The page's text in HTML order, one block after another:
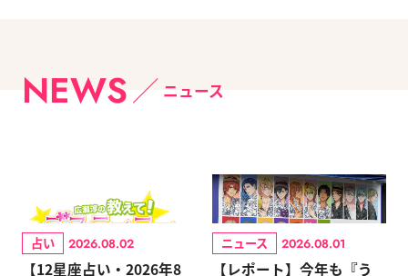
NEWS ニュース
占い 2026.08.02
【12星座占い・2026年8
ニュース 2026.08.01
【レポート】今年も『う